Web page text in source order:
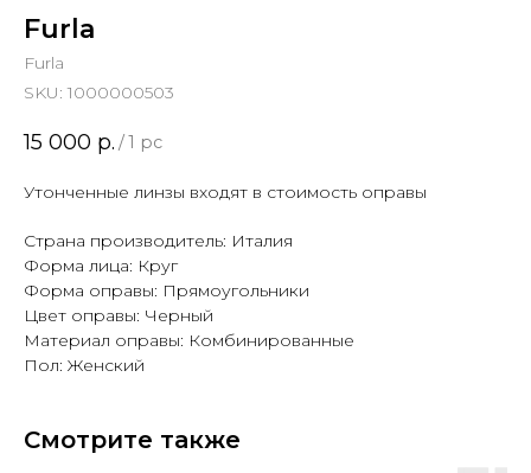
Furla
Furla
SKU: 1000000503
15 000 р. /1 pc
Утонченные линзы входят в стоимость оправы
Страна производитель: Италия
Форма лица: Круг
Форма оправы: Прямоугольники
Цвет оправы: Черный
Материал оправы: Комбинированные
Пол: Женский
Смотрите также